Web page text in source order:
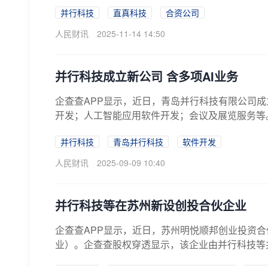
并行科技 直真科技
合资公司
人民财讯
2025-11-14 14:50
并行科技成立新公司 含多项AI业务
企查查APP显示，近日，青岛并行科技有限公司
开发；人工智能应用软件开发；会议及展览服务
并行科技 青岛并行科技
软件开发
人民财讯
2025-09-09 10:40
并行科技等在苏州新设创投合伙企业
企查查APP显示，近日，苏州明悦顺邦创业投资
业）。企查查股权穿透显示，该企业由并行科技